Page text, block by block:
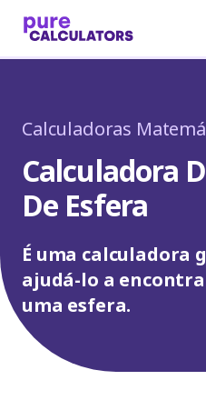
Calculadoras
Calculadora
De Esfera
É uma calculadora
ajudá-lo a
uma esfera.